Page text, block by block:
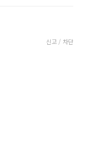
신고 / 차단